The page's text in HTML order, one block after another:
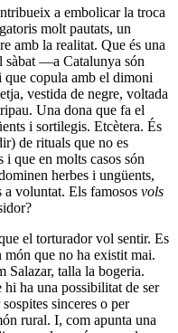
a embolicar la troca
molt pautats, un
amb la realitat. Que és una
sàbat —a Catalunya són
copula amb el dimoni
vestida de negre, voltada
Una dona que fa el
i sortilegis. Etcètera. És
de rituals que no es
que en molts casos són
herbes i ungüents,
a voluntat. Els famosos vols
el torturador vol sentir. Es
món que no ha existit mai.
Salazar, talla la bogeria.
hi ha una possibilitat de ser
sinceres o per
rural. I, com apunta una